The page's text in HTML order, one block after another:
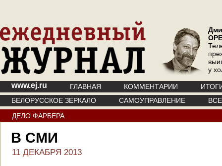
у
www.ej.ru ГЛАВНАЯ КОММЕНТАРИИ
БЕЛОРУССКОЕ ЗЕРКАЛО
САМОУПРАВЛЕНИЕ
ДЕЛО ФАРБЕРА
В СМИ
11 ДЕКАБРЯ 2013